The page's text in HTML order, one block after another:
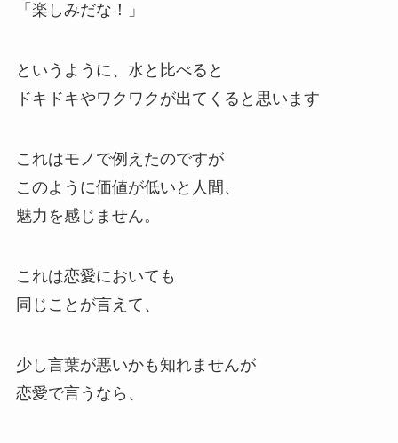
「楽しみだな！」
というように、水と比べると
ドキドキやワクワクが出てくると思います
これはモノで例えたのですが
このように価値が低いと人間、
魅力を感じません。
これは恋愛においても
同じことが言えて、
少し言葉が悪いかも知れませんが
恋愛で言うなら、